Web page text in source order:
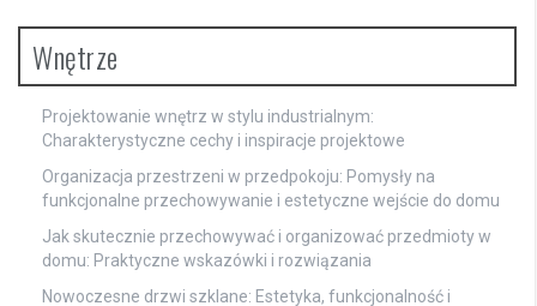
Wnętrze
Projektowanie wnętrz w stylu industrialnym:
Charakterystyczne cechy i inspiracje projektowe
Organizacja przestrzeni w przedpokoju: Pomysły na
funkcjonalne przechowywanie i estetyczne wejście do domu
Jak skutecznie przechowywać i organizować przedmioty w
domu: Praktyczne wskazówki i rozwiązania
Nowoczesne drzwi szklane: Estetyka, funkcjonalność i